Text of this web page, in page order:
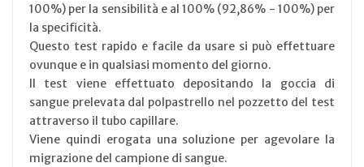
100%) per la sensibilità e al 100% (92,86% - 100%) per
la specificità.
Questo test rapido e facile da usare si può effettuare
ovunque e in qualsiasi momento del giorno.
Il test viene effettuato depositando la goccia di
sangue prelevata dal polpastrello nel pozzetto del test
attraverso il tubo capillare.
Viene quindi erogata una soluzione per agevolare la
migrazione del campione di sangue.